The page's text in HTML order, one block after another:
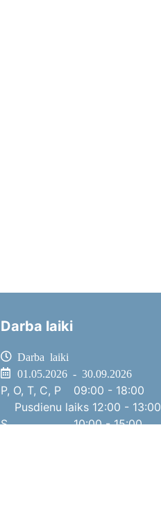
Darba laiki
Darba laiki
01.05.2026 - 30.09.2026
P, O, T, C, P
09:00 - 18:00
Pusdienu laiks 12:00 - 13:00
S
10:00 - 15:00